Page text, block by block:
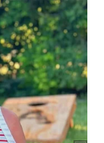
a
sobre o
com